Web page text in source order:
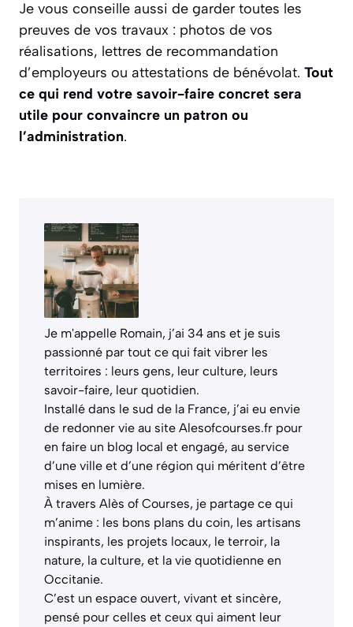
Je vous conseille aussi de garder toutes les
preuves de vos travaux : photos de vos
réalisations, lettres de recommandation
d’employeurs ou attestations de bénévolat. Tout
ce qui rend votre savoir-faire concret sera
utile pour convaincre un patron ou
l’administration.
Je m'appelle Romain, j’ai 34 ans et je suis
passionné par tout ce qui fait vibrer les
territoires : leurs gens, leur culture, leurs
savoir-faire, leur quotidien.
Installé dans le sud de la France, j’ai eu envie
de redonner vie au site Alesofcourses.fr pour
en faire un blog local et engagé, au service
d’une ville et d’une région qui méritent d’être
mises en lumière.
À travers Alès of Courses, je partage ce qui
m’anime : les bons plans du coin, les artisans
inspirants, les projets locaux, le terroir, la
nature, la culture, et la vie quotidienne en
Occitanie.
C’est un espace ouvert, vivant et sincère,
pensé pour celles et ceux qui aiment leur